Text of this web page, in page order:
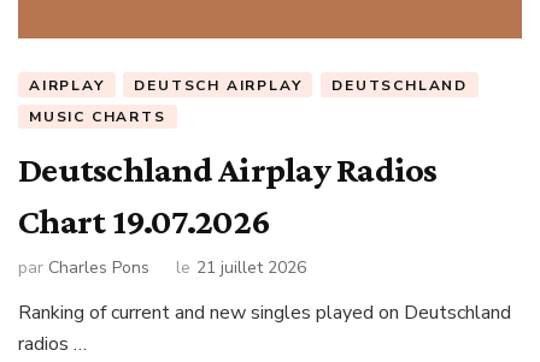
AIRPLAY DEUTSCH AIRPLAY
DEUTSCHLAND
MUSIC CHARTS
Deutschland Airplay Radios
Chart 19.07.2026
par Charles Pons le 21 juillet 2026
Ranking of current and new singles played on Deutschland
radios …